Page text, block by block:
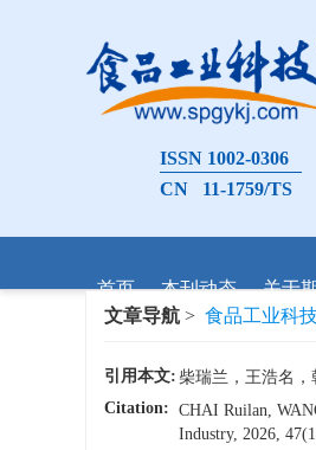
ISSN 1002-0306
CN 11-1759/TS
首页 本刊动态 关于
文章导航 > 食品工业科
引用本文: 柴瑞兰，王浩名
Citation: CHAI Ruilan,
Industry, 2026,